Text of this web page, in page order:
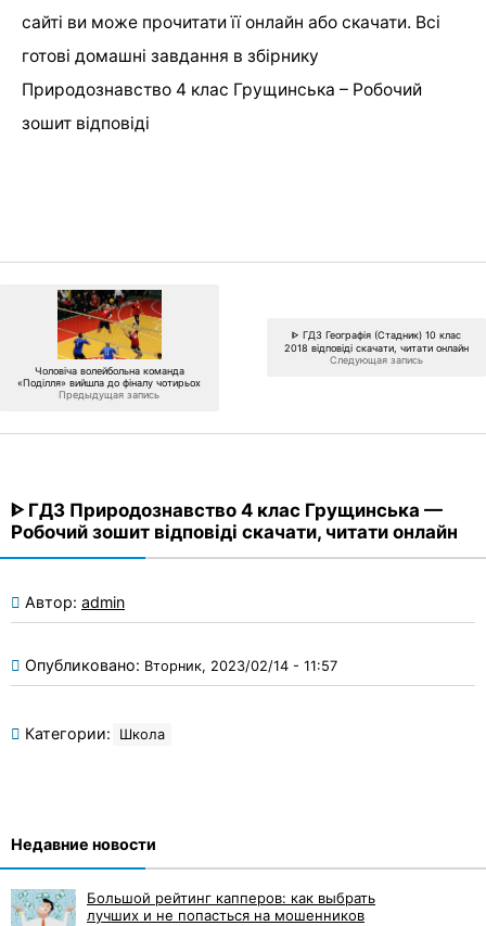
сайті ви може прочитати її онлайн або скачати. Всі
готові домашні завдання в збірнику
Природознавство 4 клас Грущинська – Робочий
зошит відповіді
Чоловіча волейбольна команда
«Поділля» вийшла до фіналу чотирьох
Предыдущая запись
ᐈ ГДЗ Географія (Стадник) 10 клас
2018 відповіді скачати, читати онлайн
Следующая запись
ᐈ ГДЗ Природознавство 4 клас Грущинська —
Робочий зошит відповіді скачати, читати онлайн
Автор: admin
Опубликовано: Вторник, 2023/02/14 - 11:57
Категории: Школа
Недавние новости
Большой рейтинг капперов: как выбрать
лучших и не попасться на мошенников